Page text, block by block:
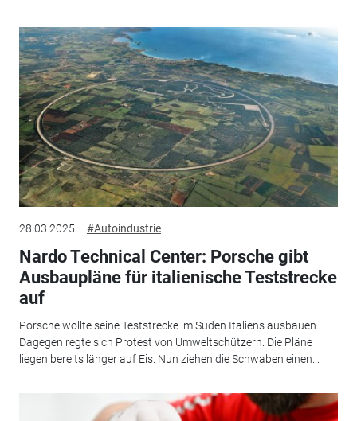
28.03.2025 #Autoindustrie
Nardo Technical Center: Porsche gibt
Ausbaupläne für italienische Teststrecke
auf
Porsche wollte seine Teststrecke im Süden Italiens ausbauen.
Dagegen regte sich Protest von Umweltschützern. Die Pläne
liegen bereits länger auf Eis. Nun ziehen die Schwaben einen...